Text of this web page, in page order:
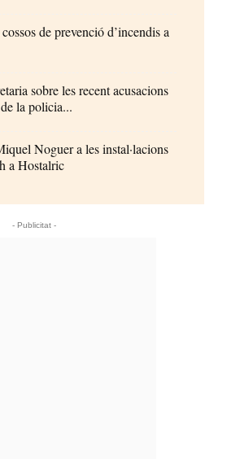
de prevenció d’incendis a
sobre les recent acusacions
la policia...
Noguer a les instal·lacions
a Hostalric
- Publicitat -